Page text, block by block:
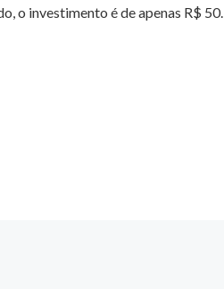
o investimento é de apenas R$ 50.